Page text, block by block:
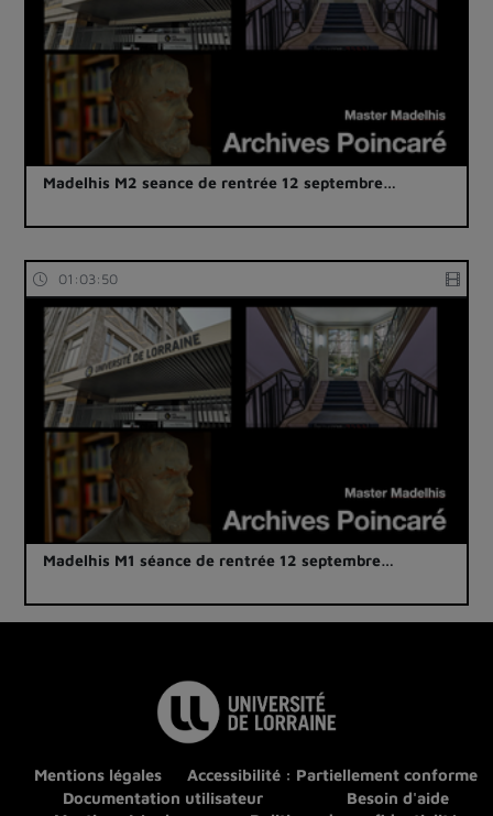
Madelhis M2 seance de rentrée 12 septembre…
01:03:50
Madelhis M1 séance de rentrée 12 septembre…
Mentions légales
Accessibilité : Partiellement conforme
Documentation utilisateur
Besoin d'aide